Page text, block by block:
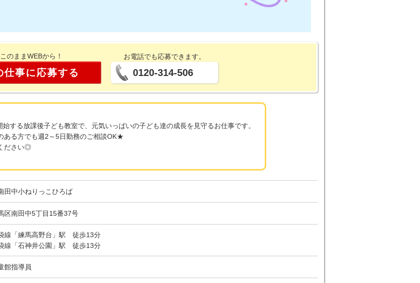
このままWEBから！
仕事に応募する
お電話でも応募できます。
0120-314-506
する放課後子ども教室で、元気いっぱいの子ども達の成長を見守るお仕事です。
ある方でも週2～5日勤務のご相談OK★
ださい◎
田中小ねりっこひろば
区南田中5丁目15番37号
線「練馬高野台」駅 徒歩13分
線「石神井公園」駅 徒歩13分
館指導員